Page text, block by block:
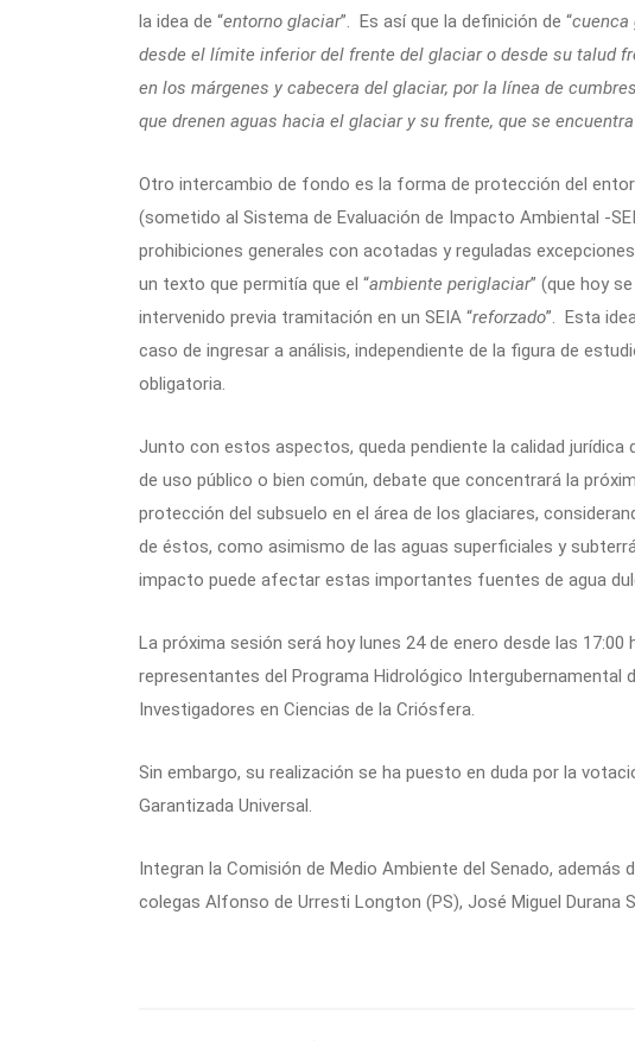
la idea de “entorno glaciar”. Es así que la definición de “cuenca
desde el límite inferior del frente del glaciar o desde su talud
en los márgenes y cabecera del glaciar, por la línea de
que drenen aguas hacia el glaciar y su frente, que se
Otro intercambio de fondo es la forma de protección del
(sometido al Sistema de Evaluación de Impacto Ambiental -
prohibiciones generales con acotadas y reguladas
un texto que permitía que el “ambiente periglaciar” (que hoy
intervenido previa tramitación en un SEIA “reforzado”. Esta
caso de ingresar a análisis, independiente de la figura de
obligatoria.
Junto con estos aspectos, queda pendiente la calidad jurídica
de uso público o bien común, debate que concentrará la
protección del subsuelo en el área de los glaciares,
de éstos, como asimismo de las aguas superficiales y
impacto puede afectar estas importantes fuentes de agua
La próxima sesión será hoy lunes 24 de enero desde las
representantes del Programa Hidrológico Intergubernamental
Investigadores en Ciencias de la Criósfera.
Sin embargo, su realización se ha puesto en duda por la
Garantizada Universal.
Integran la Comisión de Medio Ambiente del Senado, además
colegas Alfonso de Urresti Longton (PS), José Miguel Durana